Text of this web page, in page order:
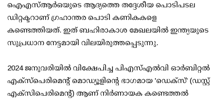
ഐഎസ്ആര്‍ഒയുടെ ആദ്യത്തെ തദ്ദേശീയ പൊടിപടല
ഡിറ്റക്ടറാണ് ഗ്രഹാന്തര പൊടി കണികകളെ
കണ്ടെത്തിയത്. ഇത് ബഹിരാകാശ മേഖലയില്‍ ഇന്ത്യയുടെ
സുപ്രധാന നേട്ടമായി വിലയിരുത്തപ്പെടുന്നു.
2024 ജനുവരിയില്‍ വിക്ഷേപിച്ച പിഎസ്എല്‍വി ഓര്‍ബിറ്റല്‍
എക്‌സ്പെരിമെന്റ് മൊഡ്യൂളിന്റെ ഭാഗമായ 'ഡെക്സ്' (ഡസ്റ്റ്
എക്‌സിപെരിമെന്റ്) ആണ് നിര്‍ണായക കണ്ടെത്തല്‍